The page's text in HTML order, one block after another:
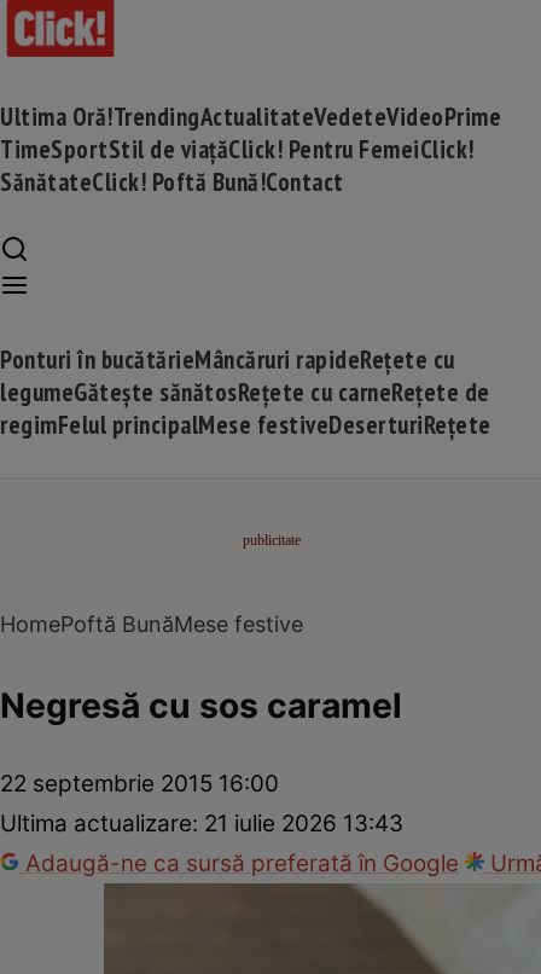
Ultima Oră!TrendingActualitateVedeteVideoPrime
TimeSportStil de viațăClick! Pentru FemeiClick!
SănătateClick! Poftă Bună!Contact
Ponturi în bucătărieMâncăruri rapideRețete cu
legumeGătește sănătosRețete cu carneRețete de
regimFelul principalMese festiveDeserturiRețete
HomePoftă BunăMese festive
Negresă cu sos caramel
22 septembrie 2015 16:00
Ultima actualizare: 21 iulie 2026 13:43
Adaugă-ne ca sursă preferată în Google